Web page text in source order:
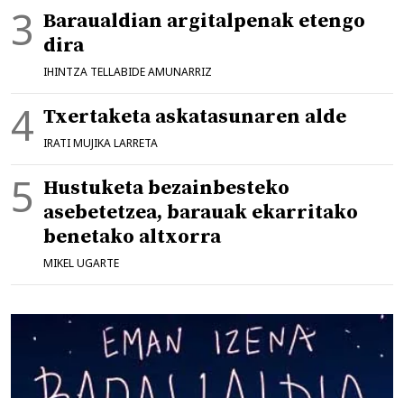
Baraualdian argitalpenak etengo
dira
IHINTZA TELLABIDE AMUNARRIZ
Txertaketa askatasunaren alde
IRATI MUJIKA LARRETA
Hustuketa bezainbesteko
asebetetzea, barauak ekarritako
benetako altxorra
MIKEL UGARTE